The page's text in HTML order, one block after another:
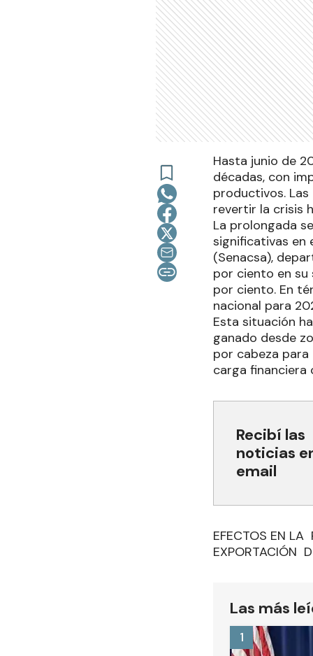
Hasta junio de
décadas, con
productivos.
revertir la crisis
La prolongada
significativas en
(Senacsa),
por ciento en
por ciento. En
nacional para
Esta situación
ganado desde
por cabeza
carga financiera
Recibí las
noticias
email
EFECTOS EN
EXPORTACIÓN
Las más
1